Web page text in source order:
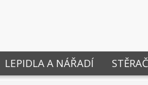
LEPIDLA A NÁŘADÍ